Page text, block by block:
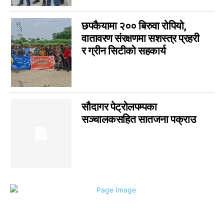
फिचर
लुम्बिनी
गण्डकी 0
इपेपर
कर्णाली
सम्पादकीय
जीवनशैली 0
छपकैयामा २०० बिरुवा रोपियो,
वातावरण संरक्षणमा सशस्त्र प्रहरी
र ग्रीन सिटीको सहकार्य
सौदागर पेट्रोलपम्पका
सञ्चालकसहित सातजना पक्राउ